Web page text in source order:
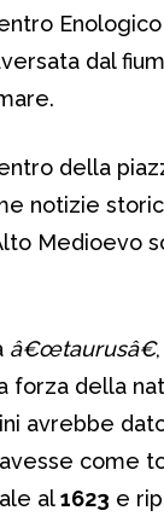
Enologico
dal
della
notizie
Medioevo
â€œtaurusâ€
forza della
avrebbe
come
al1623 e